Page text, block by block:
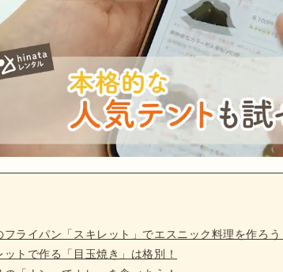
フライパン「スキレット」でエスニック料理を作ろう
ットで作る「目玉焼き」は格別！